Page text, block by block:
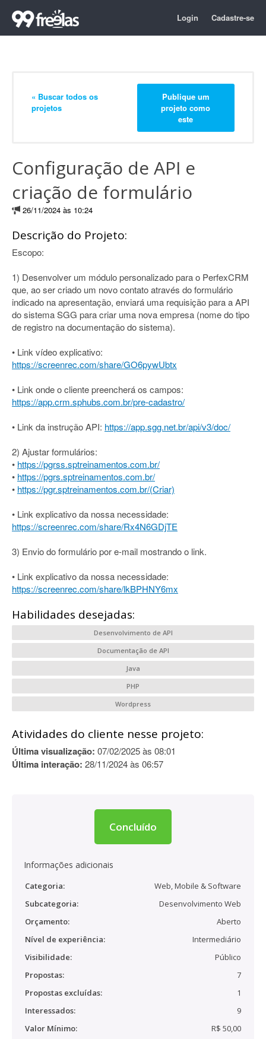
Login Cadastre-se
« Buscar todos os
projetos
Publique um
projeto como
este
Configuração de API e
criação de formulário
26/11/2024 às 10:24
Descrição do Projeto:
Escopo:
1) Desenvolver um módulo personalizado para o PerfexCRM
que, ao ser criado um novo contato através do formulário
indicado na apresentação, enviará uma requisição para a API
do sistema SGG para criar uma nova empresa (nome do tipo
de registro na documentação do sistema).
• Link vídeo explicativo:
https://screenrec.com/share/GO6pywUbtx
• Link onde o cliente preencherá os campos:
https://app.crm.sphubs.com.br/pre-cadastro/
• Link da instrução API: https://app.sgg.net.br/api/v3/doc/
2) Ajustar formulários:
• https://pgrss.sptreinamentos.com.br/
• https://pgrs.sptreinamentos.com.br/
• https://pgr.sptreinamentos.com.br/(Criar)
• Link explicativo da nossa necessidade:
https://screenrec.com/share/Rx4N6GDjTE
3) Envio do formulário por e-mail mostrando o link.
• Link explicativo da nossa necessidade:
https://screenrec.com/share/lkBPHNY6mx
Habilidades desejadas:
Desenvolvimento de API
Documentação de API
Java
PHP
Wordpress
Atividades do cliente nesse projeto:
Última visualização: 07/02/2025 às 08:01
Última interação: 28/11/2024 às 06:57
Concluído
Informações adicionais
Categoria:
Web, Mobile & Software
Subcategoria:
Desenvolvimento Web
Orçamento:
Aberto
Nível de experiência:
Intermediário
Visibilidade:
Público
Propostas:
7
Propostas excluídas:
1
Interessados:
9
Valor Mínimo:
R$ 50,00